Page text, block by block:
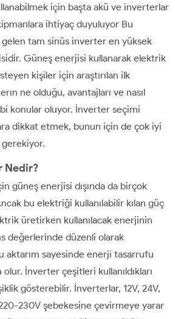
için başta akü ve inverterlar
ihtiyaç duyuluyor Bu
gelen tam sinüs inverter en yüksek
Güneş enerjisi kullanarak elektrik
kişiler için araştırılan ilk
ne olduğu, avantajları ve nasıl
konular oluyor. İnverter seçimi
dikkat etmek, bunun için de çok iyi
gerekiyor.
Nedir?
güneş enerjisi dışında da birçok
bu elektriği kullanılabilir kılan güç
üretirken kullanılacak enerjinin
değerlerinde düzenli olarak
aktarım sayesinde enerji tasarrufu
İnverter çeşitleri kullanıldıkları
gösterebilir. İnverterlar, 12V, 24V,
230V şebekesine çevirmeye yarar